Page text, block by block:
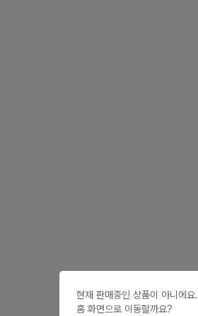
현재 판매중인 상품이 아니에요.
홈 화면으로 이동할까요?